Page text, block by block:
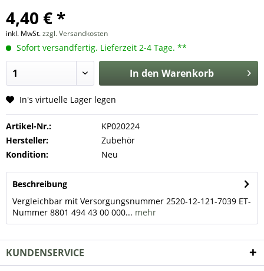
4,40 € *
inkl. MwSt.zzgl. Versandkosten
Sofort versandfertig. Lieferzeit 2-4 Tage. **
In den Warenkorb
In's virtuelle Lager legen
Artikel-Nr.:
KP020224
Hersteller:
Zubehör
Kondition:
Neu
Beschreibung
Vergleichbar mit Versorgungsnummer 2520-12-121-7039 ET-
Nummer 8801 494 43 00 000... mehr
KUNDENSERVICE